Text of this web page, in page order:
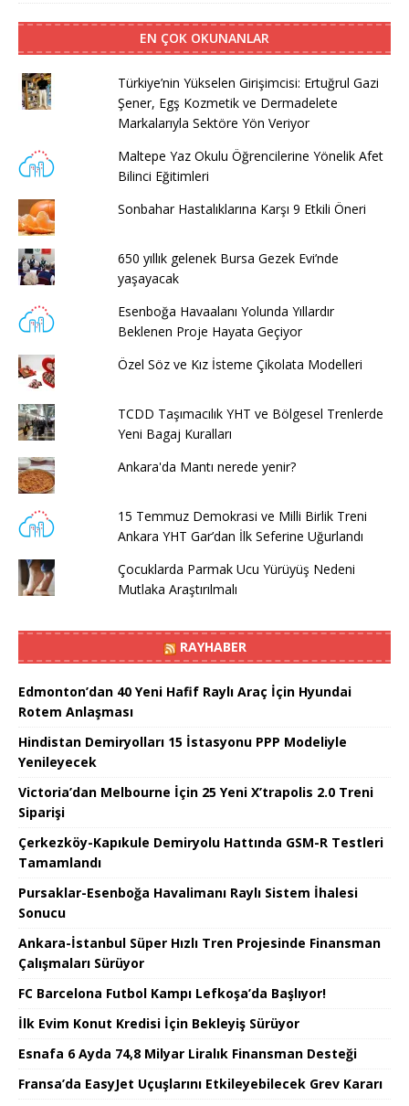
EN ÇOK OKUNANLAR
Türkiye’nin Yükselen Girişimcisi: Ertuğrul Gazi
Şener, Egş Kozmetik ve Dermadelete
Markalarıyla Sektöre Yön Veriyor
Maltepe Yaz Okulu Öğrencilerine Yönelik Afet
Bilinci Eğitimleri
Sonbahar Hastalıklarına Karşı 9 Etkili Öneri
650 yıllık gelenek Bursa Gezek Evi’nde
yaşayacak
Esenboğa Havaalanı Yolunda Yıllardır
Beklenen Proje Hayata Geçiyor
Özel Söz ve Kız İsteme Çikolata Modelleri
TCDD Taşımacılık YHT ve Bölgesel Trenlerde
Yeni Bagaj Kuralları
Ankara'da Mantı nerede yenir?
15 Temmuz Demokrasi ve Milli Birlik Treni
Ankara YHT Gar’dan İlk Seferine Uğurlandı
Çocuklarda Parmak Ucu Yürüyüş Nedeni
Mutlaka Araştırılmalı
RAYHABER
Edmonton’dan 40 Yeni Hafif Raylı Araç İçin Hyundai
Rotem Anlaşması
Hindistan Demiryolları 15 İstasyonu PPP Modeliyle
Yenileyecek
Victoria’dan Melbourne İçin 25 Yeni X’trapolis 2.0 Treni
Siparişi
Çerkezköy-Kapıkule Demiryolu Hattında GSM-R Testleri
Tamamlandı
Pursaklar-Esenboğa Havalimanı Raylı Sistem İhalesi
Sonucu
Ankara-İstanbul Süper Hızlı Tren Projesinde Finansman
Çalışmaları Sürüyor
FC Barcelona Futbol Kampı Lefkoşa’da Başlıyor!
İlk Evim Konut Kredisi İçin Bekleyiş Sürüyor
Esnafa 6 Ayda 74,8 Milyar Liralık Finansman Desteği
Fransa’da EasyJet Uçuşlarını Etkileyebilecek Grev Kararı